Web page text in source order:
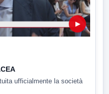
▶
ufficialmente la società